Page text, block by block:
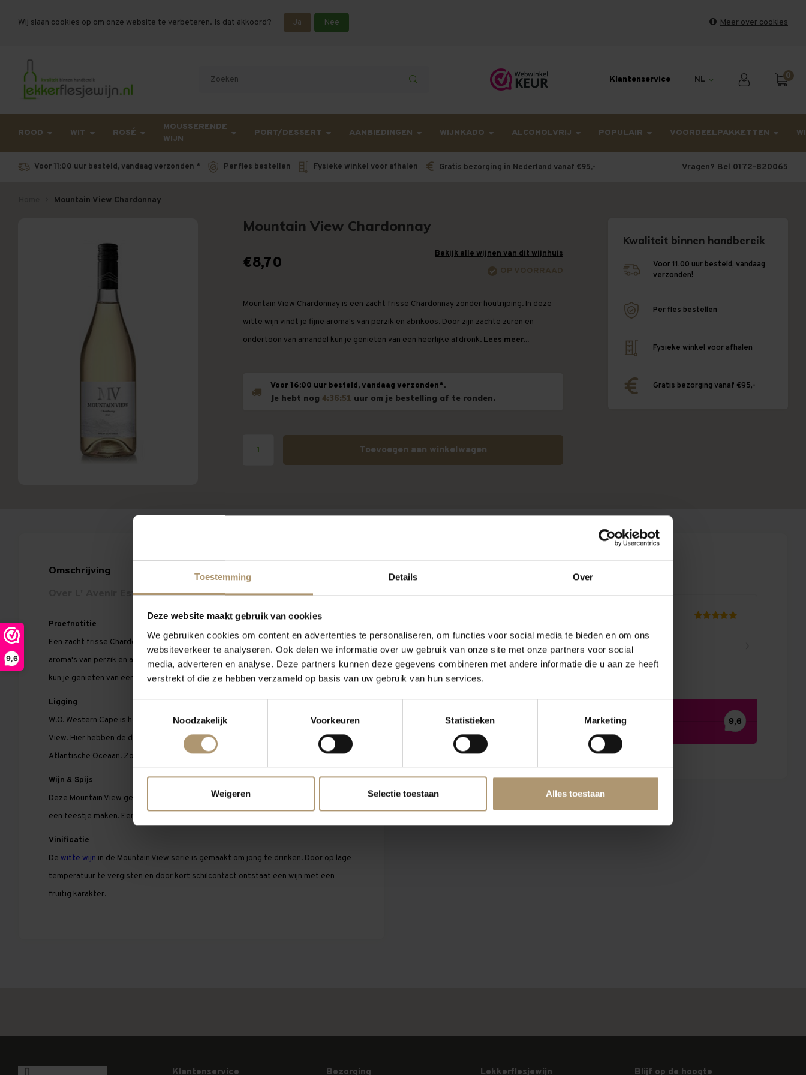
9,6
Toestemming Details Over
Deze website maakt gebruik van cookies
We gebruiken cookies om content en advertenties te personaliseren, om functies voor social media te bieden en om ons
websiteverkeer te analyseren. Ook delen we informatie over uw gebruik van onze site met onze partners voor social
media, adverteren en analyse. Deze partners kunnen deze gegevens combineren met andere informatie die u aan ze heeft
verstrekt of die ze hebben verzameld op basis van uw gebruik van hun services.
Noodzakelijk
Voorkeuren Statistieken Marketing
Weigeren Selectie toestaan Alles toestaan
Wij slaan cookies op om onze website te verbeteren. Is dat akkoord? Ja Nee
Meer over cookies
Let op, vanwege drukte bij PostNL kan uw bestelling langer onderweg zijn dan gebruikelijk - Bestellingen van het weekend en maandag worden dinsdag verzonden.
Klantenservice NL 0
ROOD WIT ROSÉ
MOUSSERENDE
WIJN
PORT/DESSERT AANBIEDINGEN WIJNKADO ALCOHOLVRIJ POPULAIR VOORDEELPAKKETTEN
Voor 11:00 uur besteld, vandaag verzonden * Per fles bestellen Fysieke winkel voor afhalen Gratis bezorging in Nederland vanaf €95,- Vragen? Bel 0172-820065
Mountain View Chardonnay
Mountain View Chardonnay
€8,70
Bekijk alle wijnen van dit wijnhuis
OP VOORRAAD
Mountain View Chardonnay is een zacht frisse Chardonnay zonder houtrijping. In deze
witte wijn vindt je fijne aroma's van perzik en abrikoos. Door zijn zachte zuren en
ondertoon van amandel kun je genieten van een heerlijke afdronk. Lees meer...
Voor 16:00 uur besteld, vandaag verzonden*.
Je hebt nog 4:36:51 uur om je bestelling af te ronden.
Toevoegen aan winkelwagen
Kwaliteit binnen handbereik
Voor 11.00 uur besteld, vandaag
verzonden!
Per fles bestellen
Fysieke winkel voor afhalen
Gratis bezorging vanaf €95,-
Omschrijving
Over L' Avenir Estate
Proefnotitie
Een zacht frisse Chardonnay zonder houtrijping. In deze witte wijn vindt je fijne
aroma's van perzik en abrikoos. Door zijn zachte zuren en ondertoon van amandel
kun je genieten van een heerlijke afdronk.
Ligging
W.O. Western Cape is het herkomstgebied voor de Chardonnay wijn van Mountain
View. Hier hebben de druiven het voordeel van de verkoelende invloed van de
Atlantische Oceaan. Zo blijf de witte wijn lekker fris.
Wijn & Spijs
Deze Mountain View gemaakt van Chardonnay druiven zullen van je zomerse salades
een feestje maken. Een witte wijn die zich leent bij vis en gevogelte.
Vinificatie
De witte wijn in de Mountain View serie is gemaakt om jong te drinken. Door op lage
temperatuur te vergisten en door kort schilcontact ontstaat een wijn met een
fruitig karakter.
Klantenservice Bezorging Lekkerflesjewijn Blijf op de hoogte